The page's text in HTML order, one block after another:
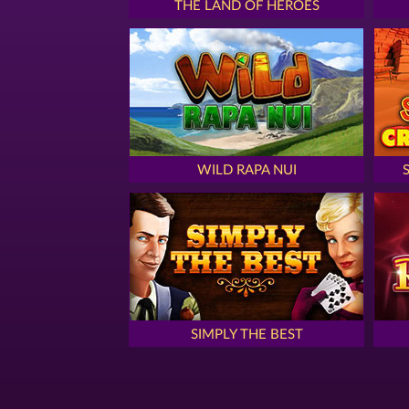
THE LAND OF HEROES
WILD RAPA NUI
SIMPLY THE BEST